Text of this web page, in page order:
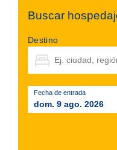
Buscar
Destino
Fecha de entrada
dom. 9 ago. 2026